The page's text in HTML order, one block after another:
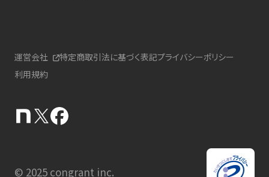
運営会社 特定商取引法に基づく表記プライバシーポリシー
利用規約
© 2025 congrant inc.